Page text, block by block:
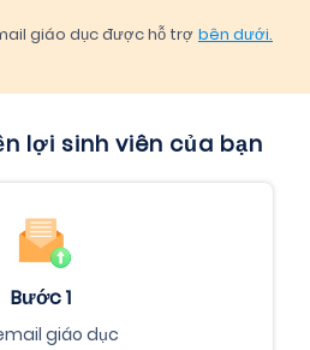
giáo dục được hỗ trợ bên dưới.
lợi sinh viên của bạn
Bước 1
giáo dục